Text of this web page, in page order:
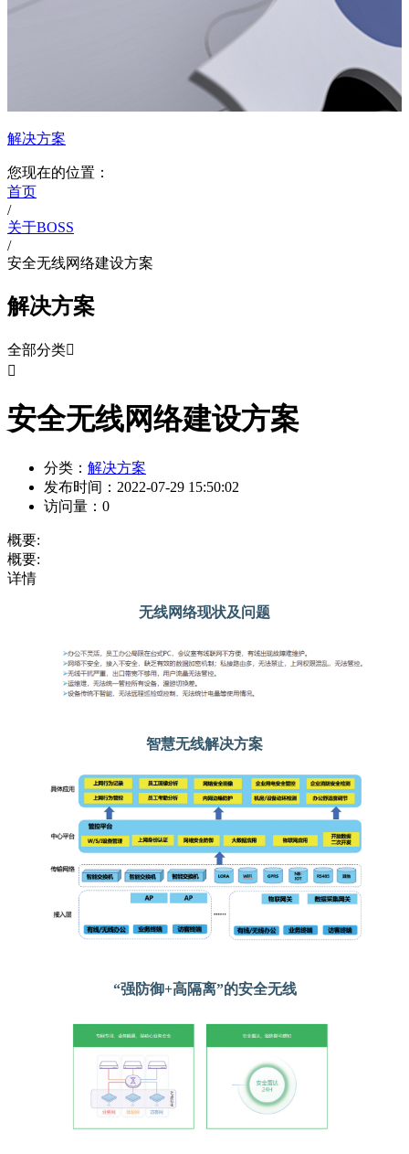
解决方案
您现在的位置：
首页
/
关于BOSS
/
安全无线网络建设方案
解决方案
全部分类

安全无线网络建设方案
分类： 解决方案
发布时间： 2022-07-29 15:50:02
访问量： 0
概要:
概要:
详情
无线网络现状及问题
智慧无线解决方案
“强防御+高隔离”的安全无线